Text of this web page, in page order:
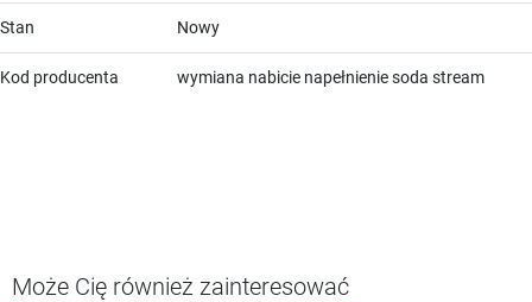
Stan Nowy
Kod producenta wymiana nabicie napełnienie soda stream
Może Cię również zainteresować